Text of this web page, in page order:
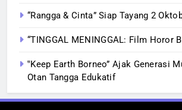
“Rangga & Cinta” Siap Tayang 2
“TINGGAL MENINGGAL: Film Horor
‟Keep Earth Borneo” Ajak Generasi
Otan Tangga Edukatif